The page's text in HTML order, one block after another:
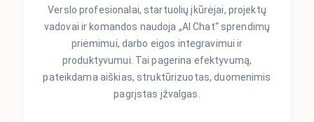
Verslo profesionalai, startuolių įkūrėjai, projektų
vadovai ir komandos naudoja „AI Chat“ sprendimų
priėmimui, darbo eigos integravimui ir
produktyvumui. Tai pagerina efektyvumą,
pateikdama aiškias, struktūrizuotas, duomenimis
pagrįstas įžvalgas.